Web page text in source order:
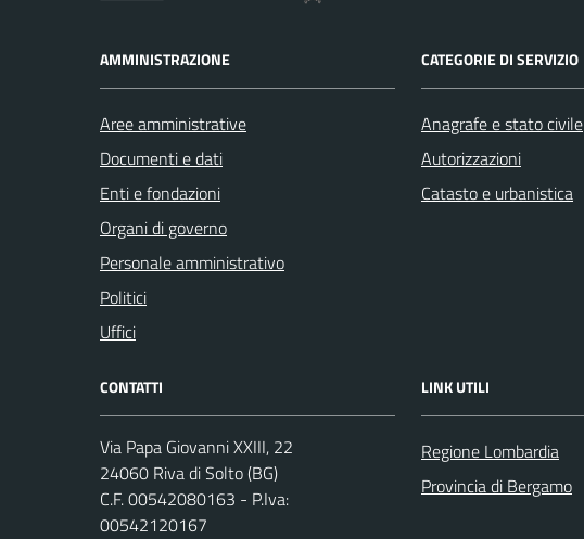
AMMINISTRAZIONE
Aree amministrative
Documenti e dati
Enti e fondazioni
Organi di governo
Personale amministrativo
Politici
Uffici
CATEGORIE DI SERVIZIO
Anagrafe e stato civile
Autorizzazioni
Catasto e urbanistica
CONTATTI
Via Papa Giovanni XXIII, 22
24060 Riva di Solto (BG)
C.F. 00542080163 - P.Iva:
00542120167
LINK UTILI
Regione Lombardia
Provincia di Bergamo